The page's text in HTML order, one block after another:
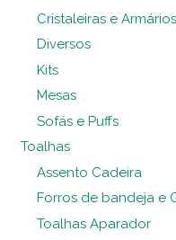
Cristaleiras e Armários
Diversos
Kits
Mesas
Sofás e Puffs
Toalhas
Assento Cadeira
Forros de bandeja e
Toalhas Aparador